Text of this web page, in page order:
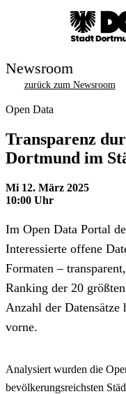
Newsroom
zurück zum Newsroom
Open Data
Transparenz
Dortmund im
Mi 12. März 2025
10:00 Uhr
Im Open Data Portal
Interessierte offene
Formaten –
Ranking der 20
Anzahl der
vorne.
Analysiert wurden die
bevölkerungsreichsten